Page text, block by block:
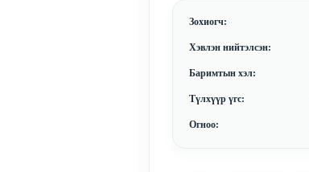
Зохиогч:
Хэвлэн нийтэлсэн:
Баримтын хэл:
Түлхүүр үгс:
Огноо: